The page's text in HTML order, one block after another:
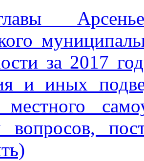
за 2017
и иных
местного
вопросов,